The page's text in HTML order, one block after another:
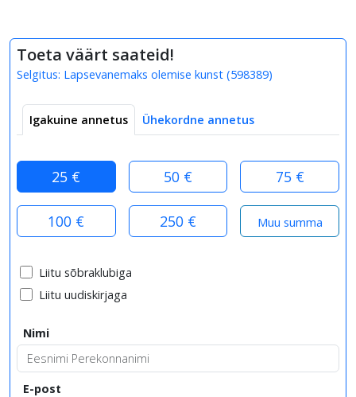
Toeta väärt saateid!
Selgitus: Lapsevanemaks olemise kunst (598389)
Igakuine annetus Ühekordne annetus
25 € 50 € 75 €
100 € 250 €
Liitu sõbraklubiga
Liitu uudiskirjaga
Nimi
E-post